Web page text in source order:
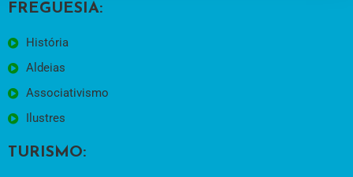
FREGUESIA:
História
Aldeias
Associativismo
Ilustres
TURISMO: